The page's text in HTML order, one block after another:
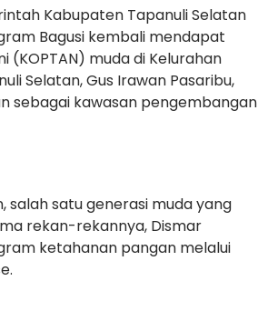
Kabupaten Tapanuli Selatan
Bagusi kembali mendapat
(KOPTAN) muda di Kelurahan
Selatan, Gus Irawan Pasaribu,
sebagai kawasan pengembangan
salah satu generasi muda yang
rekan-rekannya, Dismar
ketahanan pangan melalui